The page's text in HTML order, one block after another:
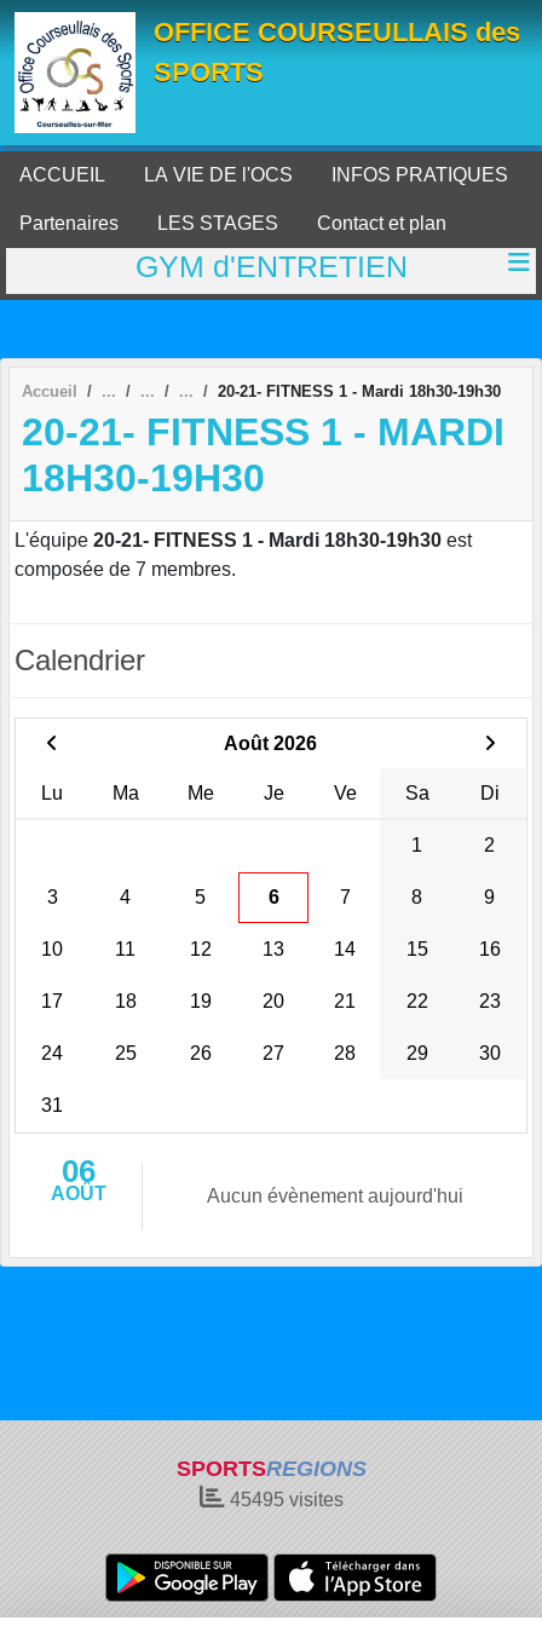
OFFICE COURSEULLAIS des
SPORTS
ACCUEIL LA VIE DE l'OCS INFOS PRATIQUES
Partenaires LES STAGES Contact et plan
GYM d'ENTRETIEN
Accueil 20-21- FITNESS 1 - Mardi 18h30-19h30
20-21- FITNESS 1 - MARDI
18H30-19H30
L'équipe 20-21- FITNESS 1 - Mardi 18h30-19h30 est
composée de 7 membres.
Calendrier
Août 2026
Lu Ma Me Je Ve Sa Di
1 2
3 4 5 6 7 8 9
10 11 12 13 14 15 16
17 18 19 20 21 22 23
24 25 26 27 28 29 30
31
06
AOÛT Aucun évènement aujourd'hui
SPORTSREGIONS
45495visites
Panneau de gestion des cookies